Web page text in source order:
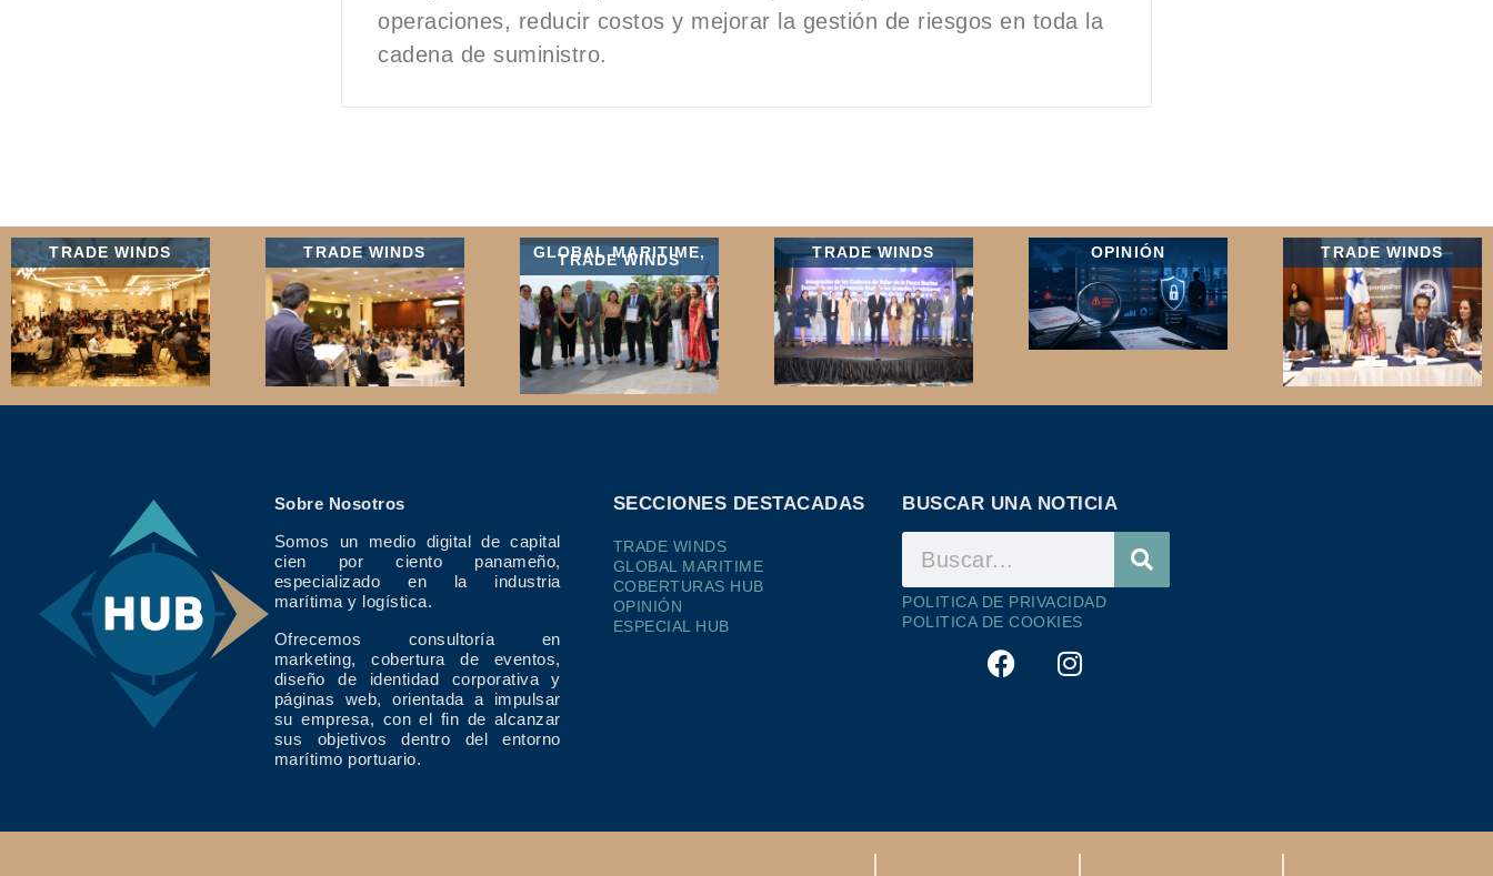
operaciones, reducir costos y mejorar la gestión de riesgos en toda la
cadena de suministro.
TRADE WINDS TRADE WINDS GLOBAL MARITIME,
TRADE WINDS TRADE WINDS OPINIÓN TRADE WINDS
Sobre Nosotros
Somos un medio digital de capital
cien por ciento panameño,
especializado en la industria
marítima y logística.
Ofrecemos consultoría en
marketing, cobertura de eventos,
diseño de identidad corporativa y
páginas web, orientada a impulsar
su empresa, con el fin de alcanzar
sus objetivos dentro del entorno
marítimo portuario.
SECCIONES DESTACADAS
TRADE WINDS
GLOBAL MARITIME
COBERTURAS HUB
OPINIÓN
ESPECIAL HUB
BUSCAR UNA NOTICIA
POLITICA DE PRIVACIDAD
POLITICA DE COOKIES